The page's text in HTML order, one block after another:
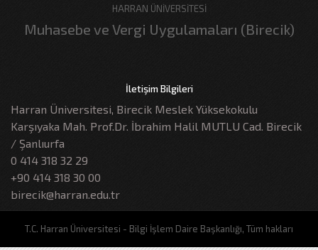
HARRAN ÜNİVERSİTESİ
Muhasebe ve Vergi Uygulamaları (Birecik)
İletişim Bilgileri
Harran Üniversitesi, Birecik Meslek Yüksekokulu
Karşıyaka Mah. Prof.Dr. İbrahim Halil MUTLU Cad. Birecik
/ Şanlıurfa
0 414 318 32 29
+90 414 318 30 00
birecik@harran.edu.tr
T.C. Harran Üniversitesi - Bilgi İşlem Daire Başkanlığı, Tüm hakları